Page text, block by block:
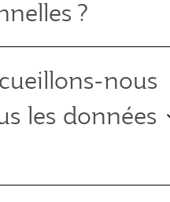
?
nous
les données